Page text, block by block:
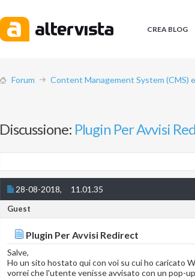
CREA BLOG
Forum Content Management System (CMS)
Discussione: Plugin Per Avvisi
28-08-2018, 11.01.35
Guest
Plugin Per Avvisi Redirect
Salve,
Ho un sito hostato qui con voi su cui ho caricato
vorrei che l'utente venisse avvisato con un pop-